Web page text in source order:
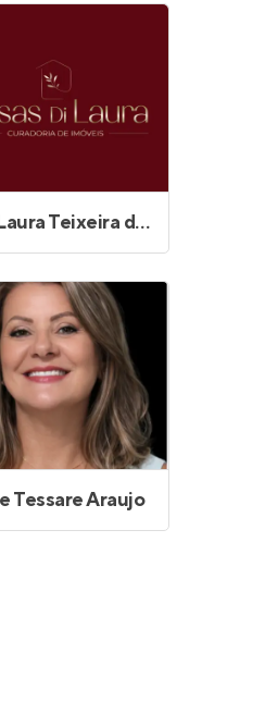
Ana Laura Teixeira de Souza
Tessare Araujo